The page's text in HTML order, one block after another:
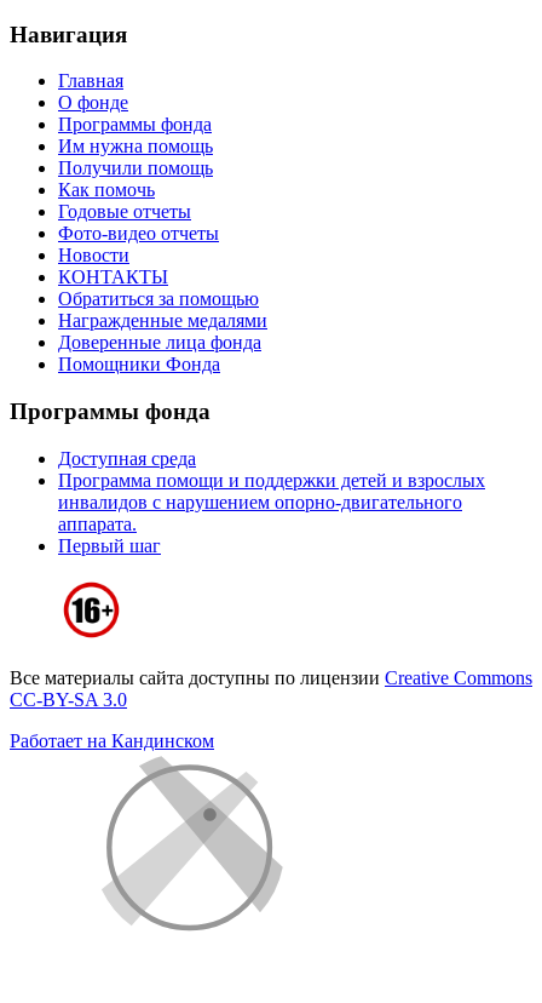
Навигация
Главная
О фонде
Программы фонда
Им нужна помощь
Получили помощь
Как помочь
Годовые отчеты
Фото-видео отчеты
Новости
КОНТАКТЫ
Обратиться за помощью
Награжденные медалями
Доверенные лица фонда
Помощники Фонда
Программы фонда
Доступная среда
Программа помощи и поддержки детей и взрослых
инвалидов с нарушением опорно-двигательного
аппарата.
Первый шаг
Все материалы сайта доступны по лицензии Creative Commons
СС-BY-SA 3.0
Работает на Кандинском